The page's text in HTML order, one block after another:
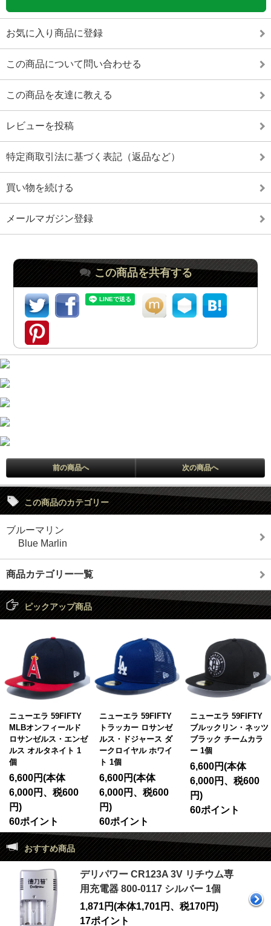
お気に入り商品に登録
この商品について問い合わせる
この商品を友達に教える
レビューを投稿
特定商取引法に基づく表記（返品など）
買い物を続ける
メールマガジン登録
この商品を共有する
前の商品へ 次の商品へ
この商品のカテゴリー
ブルーマリン
Blue Marlin
商品カテゴリー一覧
ピックアップ商品
ニューエラ 59FIFTY
MLBオンフィールド
ロサンゼルス・エンゼ
ルス オルタネイト 1
個
6,600円(本体
6,000円、税600
円)
60ポイント
ニューエラ 59FIFTY
トラッカー ロサンゼ
ルス・ドジャース ダ
ークロイヤル ホワイ
ト 1個
6,600円(本体
6,000円、税600
円)
60ポイント
ニューエラ 59FIFTY
ブルックリン・ネッツ
ブラック チームカラ
ー 1個
6,600円(本体
6,000円、税600
円)
60ポイント
おすすめ商品
デリパワー CR123A 3V リチウム専
用充電器 800-0117 シルバー 1個
1,871円(本体1,701円、税170円)
17ポイント